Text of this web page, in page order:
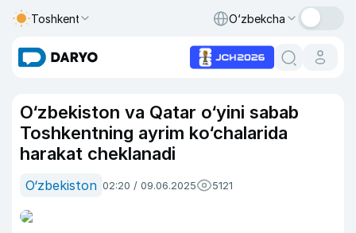
Toshkent O‘zbekcha
O‘zbekiston va Qatar o‘yini sabab
Toshkentning ayrim ko‘chalarida
harakat cheklanadi
O‘zbekiston 02:20 / 09.06.2025 5121